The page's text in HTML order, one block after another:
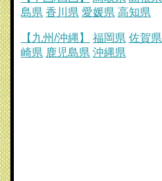
島県 香川県 愛媛県 高知県
【九州/沖縄】 福岡県 佐賀県
崎県 鹿児島県 沖縄県